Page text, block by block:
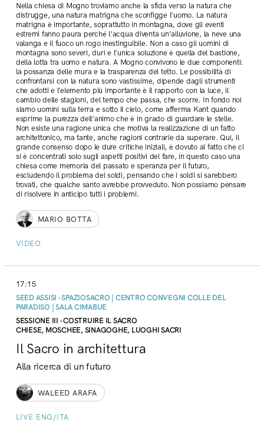
Nella chiesa di Mogno troviamo anche la sfida verso la natura che
distrugge, una natura matrigna che sconfigge l’uomo. La natura
matrigna è importante, soprattutto in montagna, dove gli eventi
estremi fanno paura perché l’acqua diventa un’alluvione, la neve una
valanga e il fuoco un rogo inestinguibile. Non a caso gli uomini di
montagna sono severi, duri e l’unica soluzione è quella del bastione,
della lotta tra uomo e natura. A Mogno convivono le due componenti:
la possanza delle mura e la trasparenza del tetto. Le possibilità di
confrontarsi con la natura sono vastissime, dipende dagli strumenti
che adotti e l’elemento più importante è il rapporto con la luce, il
cambio delle stagioni, del tempo che passa, che scorre. In fondo noi
siamo uomini sulla terra e sotto il cielo, come afferma Kant quando
esprime la purezza dell’animo che è in grado di guardare le stelle.
Non esiste una ragione unica che motiva la realizzazione di un fatto
architettonico, ma tante, anche ragioni contrarie da superare. Qui, il
grande consenso dopo le dure critiche iniziali, è dovuto al fatto che ci
si è concentrati solo sugli aspetti positivi del fare, in questo caso una
chiesa come memoria del passato e speranza per il futuro,
escludendo il problema dei soldi, pensando che i soldi si sarebbero
trovati, che qualche santo avrebbe provveduto. Non possiamo pensare
di risolvere in anticipo tutti i problemi.
MARIO BOTTA
VIDEO
17:15
SEED ASSISI - SPAZIOSACRO | CENTRO CONVEGNI COLLE DEL
PARADISO | SALA CIMABUE
SESSIONE III - COSTRUIRE IL SACRO
CHIESE, MOSCHEE, SINAGOGHE, LUOGHI SACRI
Il Sacro in architettura
Alla ricerca di un futuro
WALEED ARAFA
LIVE ENG/ITA